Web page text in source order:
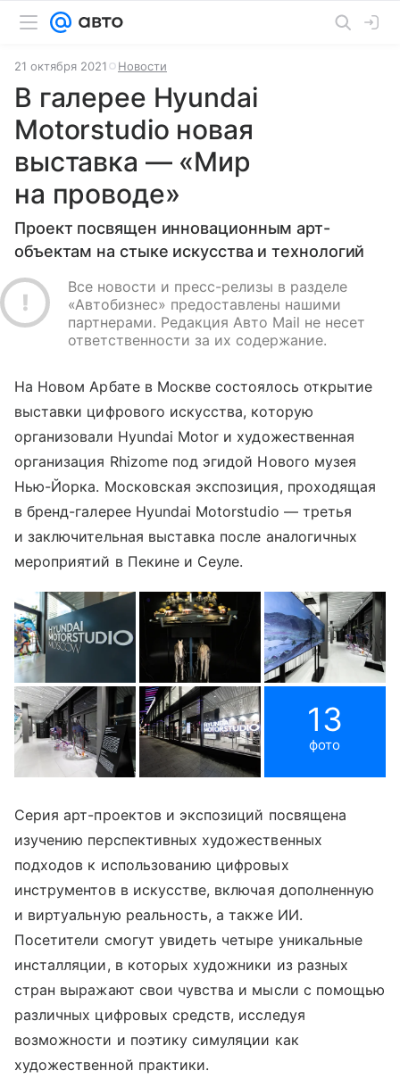
21 октября 2021 Новости
В галерее Hyundai
Motorstudio новая
выставка — «Мир
на проводе»
Проект посвящен инновационным арт-
объектам на стыке искусства и технологий
Все новости и пресс-релизы в разделе
«Автобизнес» предоставлены нашими
партнерами. Редакция Авто Mail не несет
ответственности за их содержание.
На Новом Арбате в Москве состоялось открытие
выставки цифрового искусства, которую
организовали Hyundai Motor и художественная
организация Rhizome под эгидой Нового музея
Нью-Йорка. Московская экспозиция, проходящая
в бренд-галерее Hyundai Motorstudio — третья
и заключительная выставка после аналогичных
мероприятий в Пекине и Сеуле.
13
фото
Серия арт-проектов и экспозиций посвящена
изучению перспективных художественных
подходов к использованию цифровых
инструментов в искусстве, включая дополненную
и виртуальную реальность, а также ИИ.
Посетители смогут увидеть четыре уникальные
инсталляции, в которых художники из разных
стран выражают свои чувства и мысли с помощью
различных цифровых средств, исследуя
возможности и поэтику симуляции как
художественной практики.